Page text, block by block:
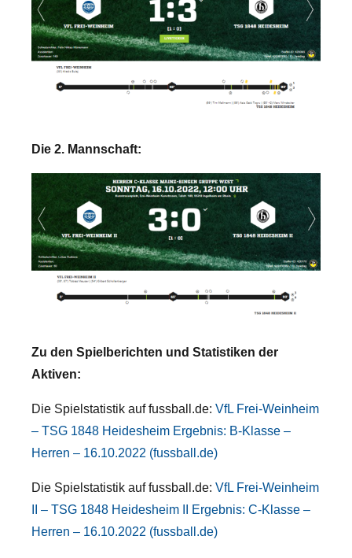
Die 2. Mannschaft:
Zu den Spielberichten und Statistiken der
Aktiven:
Die Spielstatistik auf fussball.de: VfL Frei-Weinheim
– TSG 1848 Heidesheim Ergebnis: B-Klasse –
Herren – 16.10.2022 (fussball.de)
Die Spielstatistik auf fussball.de: VfL Frei-Weinheim
II – TSG 1848 Heidesheim II Ergebnis: C-Klasse –
Herren – 16.10.2022 (fussball.de)